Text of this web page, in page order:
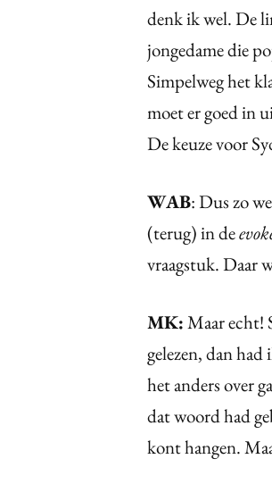
denk ik wel. De
jongedame die
Simpelweg het
moet er goed in
De keuze voor
WAB: Dus zo
(terug) in de
vraagstuk. Daar
MK:Maar echt!
gelezen, dan had
het anders over
dat woord had
kont hangen.